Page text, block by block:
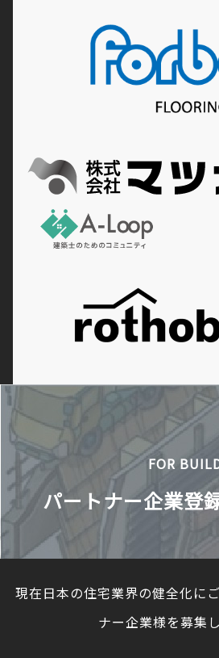
FOR
パートナー企業登
現在日本の住宅業界の健全化に
ナー企業様を募集